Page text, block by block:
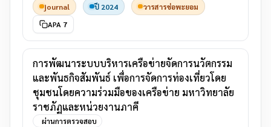
journal
ปี 2024
วารสารช่อพะยอม
APA 7
การพัฒนาระบบบริหารเครือข่ายจัดการนวัตกรรม
และพันธกิจสัมพันธ์ เพื่อการจัดการท่องเที่ยวโดย
ชุมชนโดยความร่วมมือของเครือข่าย มหาวิทยาลัย
ราชภัฏและหน่วยงานภาคี
ผ่านการตรวจสอบ